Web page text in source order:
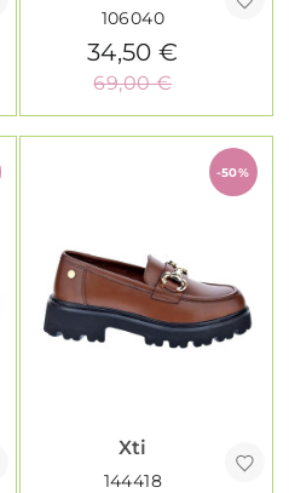
106040
34,50 €
69,00 €
-50%
Xti
144418